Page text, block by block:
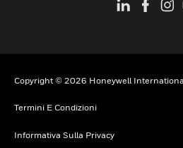
Copyright © 2026 Honeywell
Termini E Condizioni
Informativa Sulla Privacy